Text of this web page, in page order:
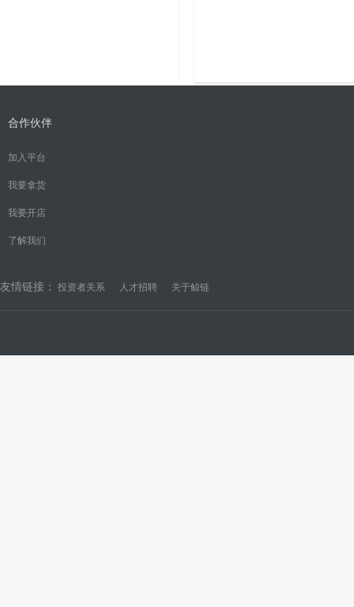
合作伙伴
加入平台
我要拿货
我要开店
了解我们
友情链接： 投资者关系 人才招聘 关于鲸链